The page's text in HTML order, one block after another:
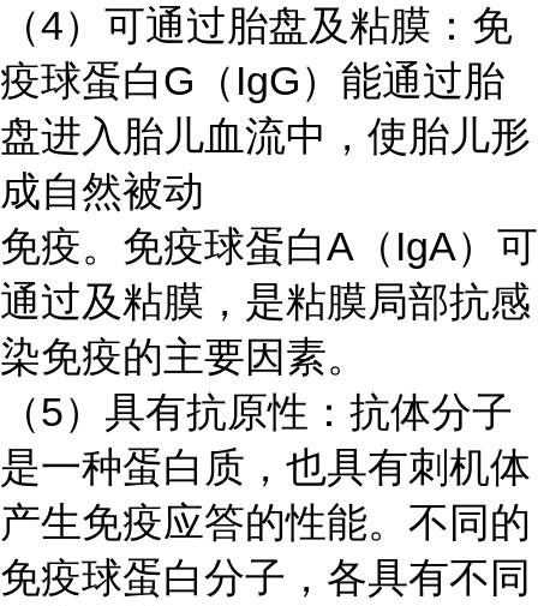
（4）可通过胎盘及粘膜：免
疫球蛋白G（IgG）能通过胎
盘进入胎儿血流中，使胎儿形
成自然被动
免疫。免疫球蛋白A（IgA）可
通过及粘膜，是粘膜局部抗感
染免疫的主要因素。
（5）具有抗原性：抗体分子
是一种蛋白质，也具有刺机体
产生免疫应答的性能。不同的
免疫球蛋白分子，各具有不同